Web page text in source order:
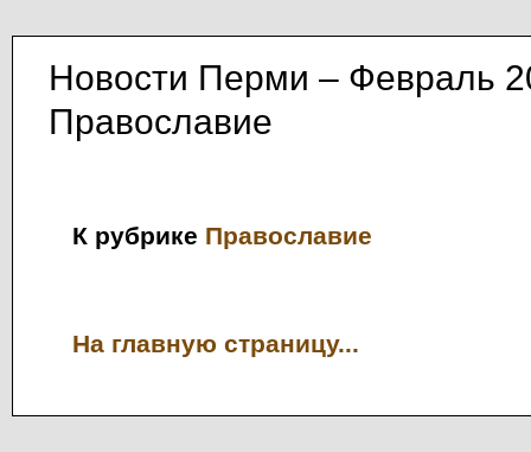
Новости Перми – Февраль
Православие
К рубрике Православие
На главную страницу...